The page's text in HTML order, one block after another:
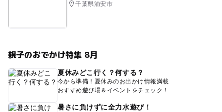
千葉県浦安市
親子のおでかけ特集 8月
夏休みどこ行く？何する？
今から準備！夏休みのお出かけ情報満載
おすすめ遊び場＆イベントをチェック！
暑さに負けずに全力水遊び！